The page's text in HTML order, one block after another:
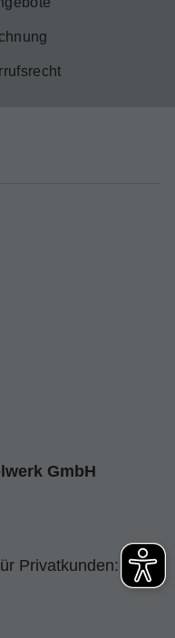
GmbH
Privatkunden: